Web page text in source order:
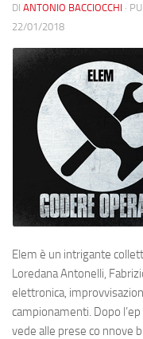
DI ANTONIO BACCIOCCHI ·
22/01/2018
Elem è un intrigante
Loredana Antonelli,
elettronica,
campionamenti. Dopo l’ep
vede alle prese co nnove